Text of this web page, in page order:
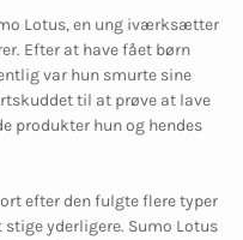
Lotus, en ung iværksætter
Efter at have fået børn
var hun smurte sine
til at prøve at lave
produkter hun og hendes
efter den fulgte flere typer
yderligere. Sumo Lotus